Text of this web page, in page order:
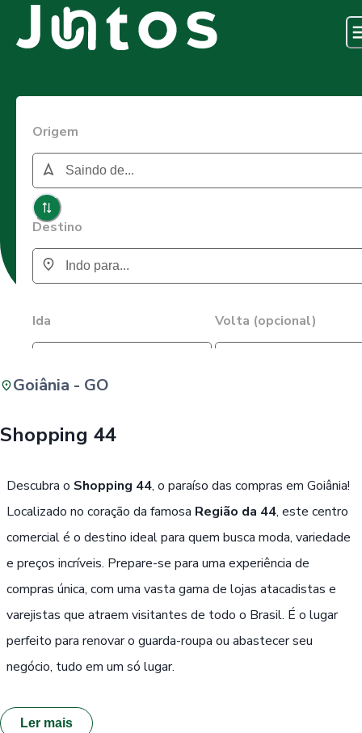
Origem
Destino
Ida Volta (opcional)
Goiânia - GO
Shopping 44
Descubra o Shopping 44, o paraíso das compras em Goiânia!
Localizado no coração da famosa Região da 44, este centro
comercial é o destino ideal para quem busca moda, variedade
e preços incríveis. Prepare-se para uma experiência de
compras única, com uma vasta gama de lojas atacadistas e
varejistas que atraem visitantes de todo o Brasil. É o lugar
perfeito para renovar o guarda-roupa ou abastecer seu
negócio, tudo em um só lugar.
Ler mais